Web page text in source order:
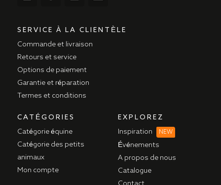
SERVICE À LA CLIENTÈLE
Commande et livraison
Retours et service
Options de paiement
Garantie et réparation
Termes et conditions
CATÉGORIES
Catégorie équine
Catégorie des petits
animaux
Mon compte
EXPLOREZ
Inspiration NEW
Événements
A propos de nous
Catalogue
Contact